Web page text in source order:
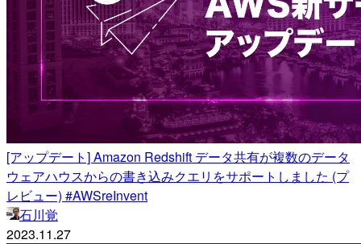
[アップデート] Amazon Redshift データ共有が複数のデータ
ウェアハウスからの書き込みクエリをサポートしました (プ
レビュー) #AWSreInvent
石川覚
2023.11.27